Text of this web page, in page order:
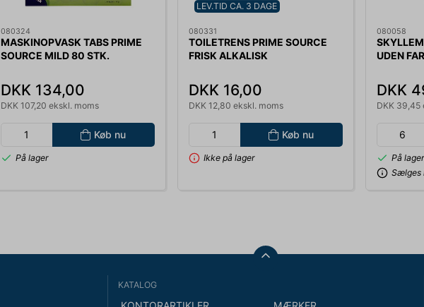
080324
MASKINOPVASK TABS PRIME
SOURCE MILD 80 STK.
DKK 134,00
DKK 107,20 ekskl. moms
Køb nu
På lager
LEV.TID CA. 3 DAGE
080331
TOILETRENS PRIME SOURCE
FRISK ALKALISK
750ML. BLÅ 140835
DKK 16,00
DKK 12,80 ekskl. moms
Køb nu
Ikke på lager
080058
UDEN
DKK
DKK 39,45
På lager
Sælges
KATALOG